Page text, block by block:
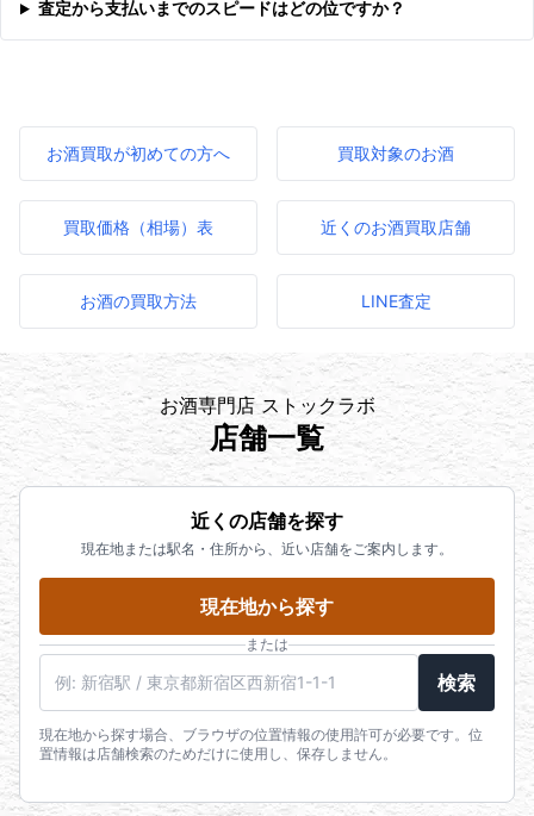
査定から支払いまでのスピードはどの位ですか？
お酒買取が初めての方へ 買取対象のお酒
買取価格（相場）表 近くのお酒買取店舗
お酒の買取方法 LINE査定
お酒専門店 ストックラボ
店舗一覧
近くの店舗を探す
現在地または駅名・住所から、近い店舗をご案内します。
現在地から探す
または
検索
現在地から探す場合、ブラウザの位置情報の使用許可が必要です。位
置情報は店舗検索のためだけに使用し、保存しません。